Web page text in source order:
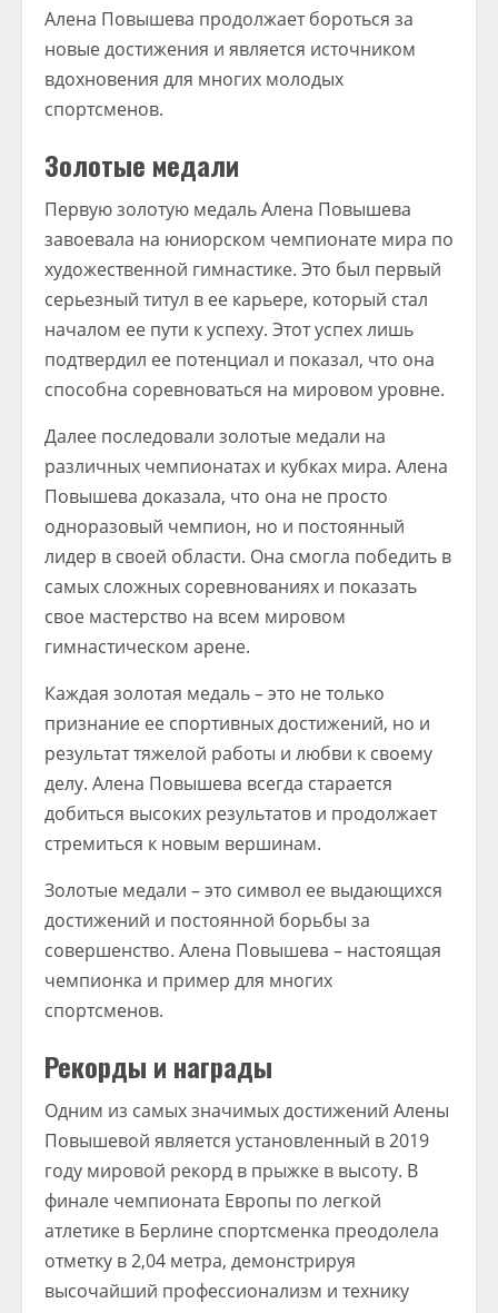
Алена Повышева продолжает бороться за
новые достижения и является источником
вдохновения для многих молодых
спортсменов.
Золотые медали
Первую золотую медаль Алена Повышева
завоевала на юниорском чемпионате мира по
художественной гимнастике. Это был первый
серьезный титул в ее карьере, который стал
началом ее пути к успеху. Этот успех лишь
подтвердил ее потенциал и показал, что она
способна соревноваться на мировом уровне.
Далее последовали золотые медали на
различных чемпионатах и кубках мира. Алена
Повышева доказала, что она не просто
одноразовый чемпион, но и постоянный
лидер в своей области. Она смогла победить в
самых сложных соревнованиях и показать
свое мастерство на всем мировом
гимнастическом арене.
Каждая золотая медаль – это не только
признание ее спортивных достижений, но и
результат тяжелой работы и любви к своему
делу. Алена Повышева всегда старается
добиться высоких результатов и продолжает
стремиться к новым вершинам.
Золотые медали – это символ ее выдающихся
достижений и постоянной борьбы за
совершенство. Алена Повышева – настоящая
чемпионка и пример для многих
спортсменов.
Рекорды и награды
Одним из самых значимых достижений Алены
Повышевой является установленный в 2019
году мировой рекорд в прыжке в высоту. В
финале чемпионата Европы по легкой
атлетике в Берлине спортсменка преодолела
отметку в 2,04 метра, демонстрируя
высочайший профессионализм и технику